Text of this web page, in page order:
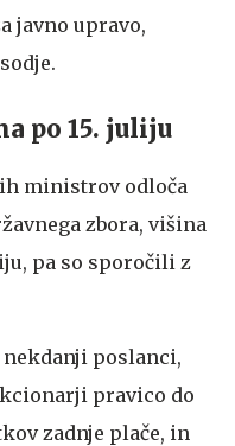
javno upravo,
po 15. juliju
ministrov odloča
zbora, višina
pa so sporočili z
nekdanji poslanci,
pravico do
zadnje plače, in